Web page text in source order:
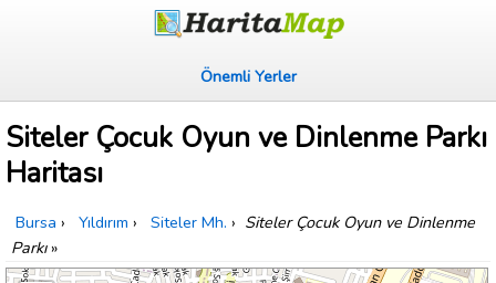
Önemli Yerler
Siteler Çocuk Oyun ve Dinlenme Parkı
Haritası
Bursa › Yıldırım › Siteler Mh. › Siteler Çocuk Oyun ve Dinlenme
Parkı»